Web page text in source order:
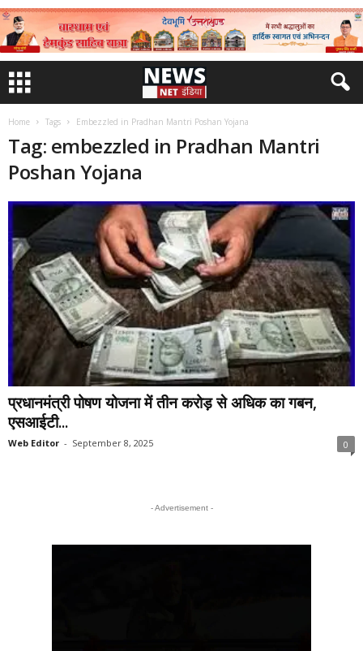
Home Tags Embezzled in Pradhan Mantri Poshan Yojana
Tag: embezzled in Pradhan Mantri
Poshan Yojana
प्रधानमंत्री पोषण योजना में तीन करोड़ से अधिक का गबन,
एसआईटी...
Web Editor - September 8, 2025 0
- Advertisement -